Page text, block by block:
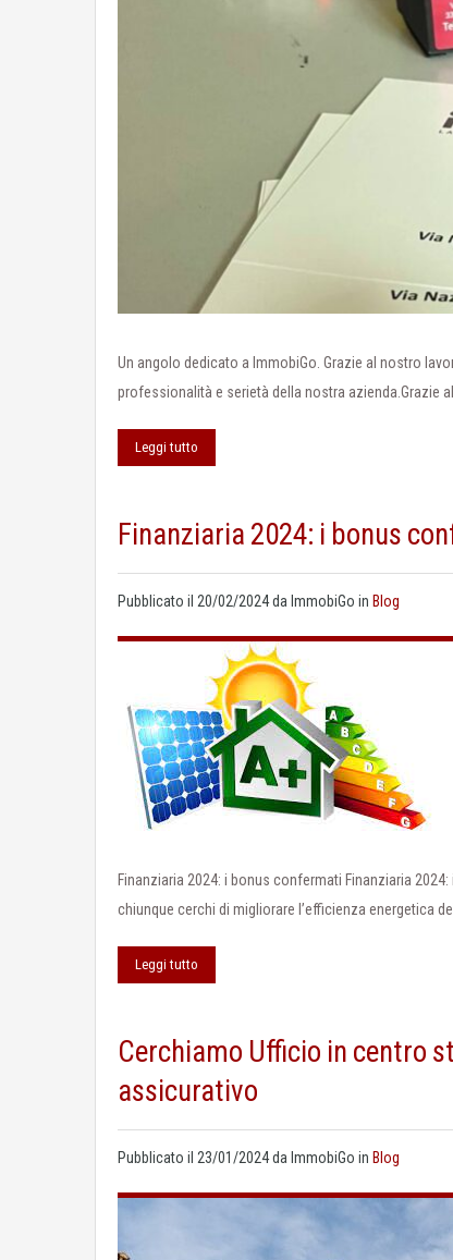
Un angolo dedicato a ImmobiGo. Grazie al nostro
professionalità e serietà della nostra azienda.Grazie
Leggi tutto
Finanziaria 2024: i bonus
Pubblicato il 20/02/2024da ImmobiGo in Blog
Finanziaria 2024: i bonus confermati Finanziaria
chiunque cerchi di migliorare l’efficienza energetica
Leggi tutto
Cerchiamo Ufficio in centro
assicurativo
Pubblicato il 23/01/2024da ImmobiGo in Blog